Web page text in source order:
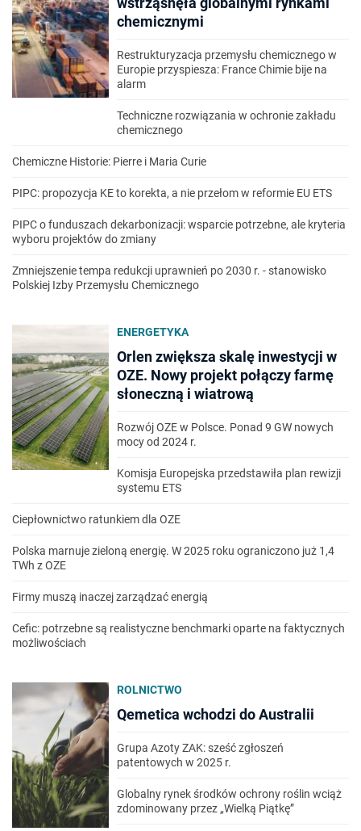
chemicznymi
Restrukturyzacja przemysłu chemicznego w
Europie przyspiesza: France Chimie bije na
alarm
Techniczne rozwiązania w ochronie zakładu
chemicznego
Chemiczne Historie: Pierre i Maria Curie
PIPC: propozycja KE to korekta, a nie przełom w reformie EU ETS
PIPC o funduszach dekarbonizacji: wsparcie potrzebne, ale kryteria
wyboru projektów do zmiany
Zmniejszenie tempa redukcji uprawnień po 2030 r. - stanowisko
Polskiej Izby Przemysłu Chemicznego
ENERGETYKA
Orlen zwiększa skalę inwestycji w
OZE. Nowy projekt połączy farmę
słoneczną i wiatrową
Rozwój OZE w Polsce. Ponad 9 GW nowych
mocy od 2024 r.
Komisja Europejska przedstawiła plan rewizji
systemu ETS
Ciepłownictwo ratunkiem dla OZE
Polska marnuje zieloną energię. W 2025 roku ograniczono już 1,4
TWh z OZE
Firmy muszą inaczej zarządzać energią
Cefic: potrzebne są realistyczne benchmarki oparte na faktycznych
możliwościach
ROLNICTWO
Qemetica wchodzi do Australii
Grupa Azoty ZAK: sześć zgłoszeń
patentowych w 2025 r.
Globalny rynek środków ochrony roślin wciąż
zdominowany przez „Wielką Piątkę”